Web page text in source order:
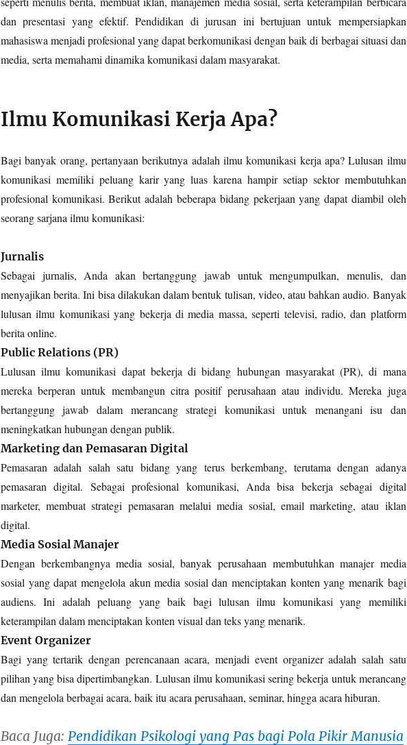
dan presentasi yang efektif. Pendidikan di jurusan ini bertujuan untuk mempersiapkan
mahasiswa menjadi profesional yang dapat berkomunikasi dengan baik di berbagai situasi dan
media, serta memahami dinamika komunikasi dalam masyarakat.
Ilmu Komunikasi Kerja Apa?
Bagi banyak orang, pertanyaan berikutnya adalah ilmu komunikasi kerja apa? Lulusan ilmu
komunikasi memiliki peluang karir yang luas karena hampir setiap sektor membutuhkan
profesional komunikasi. Berikut adalah beberapa bidang pekerjaan yang dapat diambil oleh
seorang sarjana ilmu komunikasi:
Jurnalis
Sebagai jurnalis, Anda akan bertanggung jawab untuk mengumpulkan, menulis, dan
menyajikan berita. Ini bisa dilakukan dalam bentuk tulisan, video, atau bahkan audio. Banyak
lulusan ilmu komunikasi yang bekerja di media massa, seperti televisi, radio, dan platform
berita online.
Public Relations (PR)
Lulusan ilmu komunikasi dapat bekerja di bidang hubungan masyarakat (PR), di mana
mereka berperan untuk membangun citra positif perusahaan atau individu. Mereka juga
bertanggung jawab dalam merancang strategi komunikasi untuk menangani isu dan
meningkatkan hubungan dengan publik.
Marketing dan Pemasaran Digital
Pemasaran adalah salah satu bidang yang terus berkembang, terutama dengan adanya
pemasaran digital. Sebagai profesional komunikasi, Anda bisa bekerja sebagai digital
marketer, membuat strategi pemasaran melalui media sosial, email marketing, atau iklan
digital.
Media Sosial Manajer
Dengan berkembangnya media sosial, banyak perusahaan membutuhkan manajer media
sosial yang dapat mengelola akun media sosial dan menciptakan konten yang menarik bagi
audiens. Ini adalah peluang yang baik bagi lulusan ilmu komunikasi yang memiliki
keterampilan dalam menciptakan konten visual dan teks yang menarik.
Event Organizer
Bagi yang tertarik dengan perencanaan acara, menjadi event organizer adalah salah satu
pilihan yang bisa dipertimbangkan. Lulusan ilmu komunikasi sering bekerja untuk merancang
dan mengelola berbagai acara, baik itu acara perusahaan, seminar, hingga acara hiburan.
Baca Juga: Pendidikan Psikologi yang Pas bagi Pola Pikir Manusia